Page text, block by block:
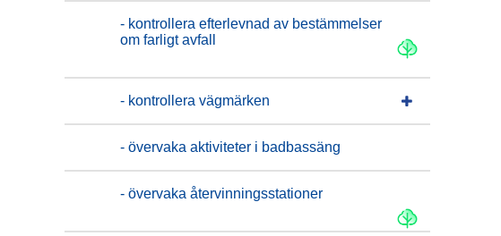
- kontrollera efterlevnad av bestämmelser
om farligt avfall
- kontrollera vägmärken
- övervaka aktiviteter i badbassäng
- övervaka återvinningsstationer